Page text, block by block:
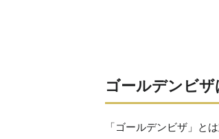
ゴールデンビザ
「ゴールデンビザ」と